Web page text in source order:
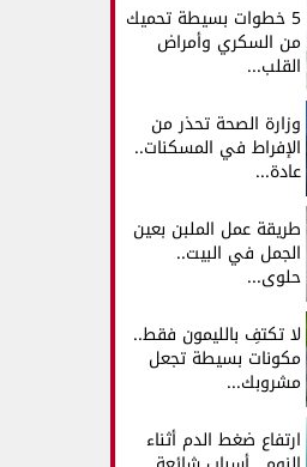
5 خطوات بسيطة تحميك
من السكري وأمراض
القلب...
وزارة الصحة تحذر من
الإفراط في المسكنات..
عادة...
طريقة عمل الملبن بعين
الجمل في البيت..
حلوى...
لا تكتفِ بالليمون فقط..
مكونات بسيطة تجعل
مشروبك...
ارتفاع ضغط الدم أثناء